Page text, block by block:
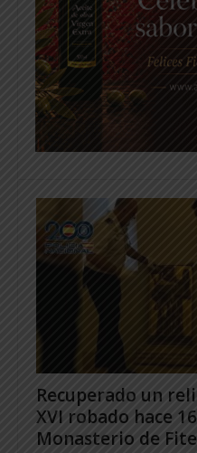
Recuperado un
XVI robado hace
Monasterio de